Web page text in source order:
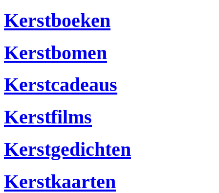
Kerstboeken
Kerstbomen
Kerstcadeaus
Kerstfilms
Kerstgedichten
Kerstkaarten